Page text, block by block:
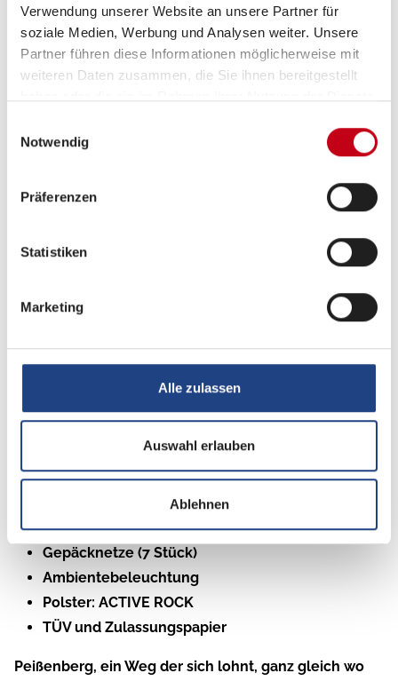
Verwendung unserer Website an unsere Partner für
soziale Medien, Werbung und Analysen weiter. Unsere
Partner führen diese Informationen möglicherweise mit
weiteren Daten zusammen, die Sie ihnen bereitgestellt
Notwendig
Präferenzen
Statistiken
Marketing
Alle zulassen
Auswahl erlauben
Ablehnen
Tag
Beschreibung
Serviceklappe 70 x 30,5 cm, Heck rechts
Insektenschutztür
Auflastung auf 1.300 kg* (1.300 kg-Fahrwerk)
Stabilisator-Sicherheits-Kupplung
Gepäcknetze (7 Stück)
Ambientebeleuchtung
Polster: ACTIVE ROCK
TÜV und Zulassungspapier
Peißenberg, ein Weg der sich lohnt, ganz gleich wo